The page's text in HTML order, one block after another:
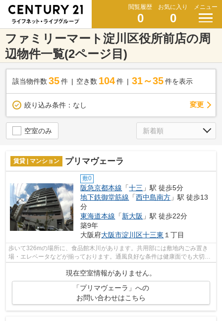
閲覧履歴
0
お気に入り
0
メニュー
ファミリーマート淀川区役所前店の周
辺物件一覧(2ページ目)
該当物件数 35件 空き数 104 件 31～35 件を表示
絞り込み条件： なし 変更
空室のみ
賃貸 | マンション プリマヴェーラ
敷0
阪急京都本線 「十三 」駅 徒歩5分
地下鉄御堂筋線 「西中島南方 」駅 徒歩13
分
東海道本線 「新大阪 」駅 徒歩22分
築9年
大阪府大阪市淀川区十三東 １丁目
歩いて326mの場所に、食品館木川があります。共用部には敷地内ごみ置き
場・エレベータなどが揃っております。通風良好な条件は健康面でも大切で
現在空室情報がありません。
「プリマヴェーラ」への
お問い合わせはこちら